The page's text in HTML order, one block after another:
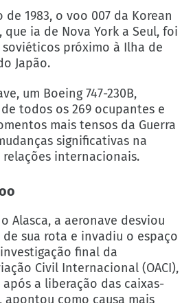
de 1983, o voo 007 da Korean
que ia de Nova York a Seul, foi
próximo à Ilha de
Japão.
um Boeing 747-230B,
todos os 269 ocupantes e
mais tensos da Guerra
significativas na
internacionais.
Alasca, a aeronave desviou
sua rota e invadiu o espaço
final da
Civil Internacional (OACI),
após a liberação das caixas-
apontou como causa mais